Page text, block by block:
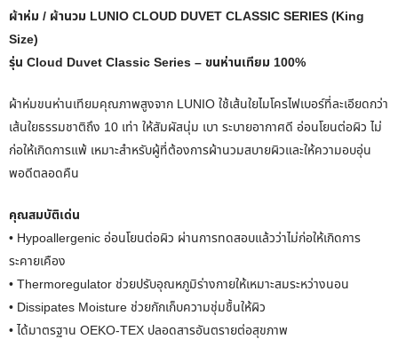
ผ้าห่ม / ผ้านวม LUNIO CLOUD DUVET CLASSIC SERIES (King
Size)
รุ่น Cloud Duvet Classic Series – ขนห่านเทียม 100%
ผ้าห่มขนห่านเทียมคุณภาพสูงจาก LUNIO ใช้เส้นใยไมโครไฟเบอร์ที่ละเอียดกว่า
เส้นใยธรรมชาติถึง 10 เท่า ให้สัมผัสนุ่ม เบา ระบายอากาศดี อ่อนโยนต่อผิว ไม่
ก่อให้เกิดการแพ้ เหมาะสำหรับผู้ที่ต้องการผ้านวมสบายผิวและให้ความอบอุ่น
พอดีตลอดคืน
คุณสมบัติเด่น
• Hypoallergenic อ่อนโยนต่อผิว ผ่านการทดสอบแล้วว่าไม่ก่อให้เกิดการ
ระคายเคือง
• Thermoregulator ช่วยปรับอุณหภูมิร่างกายให้เหมาะสมระหว่างนอน
• Dissipates Moisture ช่วยกักเก็บความชุ่มชื้นให้ผิว
• ได้มาตรฐาน OEKO-TEX ปลอดสารอันตรายต่อสุขภาพ